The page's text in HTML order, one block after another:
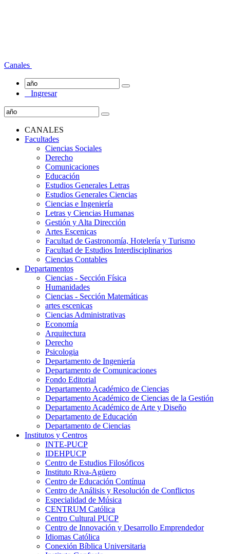
Canales
Ingresar
CANALES
Facultades
Ciencias Sociales
Derecho
Comunicaciones
Educación
Estudios Generales Letras
Estudios Generales Ciencias
Ciencias e Ingeniería
Letras y Ciencias Humanas
Gestión y Alta Dirección
Artes Escenicas
Facultad de Gastronomía, Hotelería y Turismo
Facultad de Estudios Interdisciplinarios
Ciencias Contables
Departamentos
Ciencias - Sección Física
Humanidades
Ciencias - Sección Matemáticas
artes escenicas
Ciencias Administrativas
Economía
Arquitectura
Derecho
Psicologia
Departamento de Ingeniería
Departamento de Comunicaciones
Fondo Editorial
Departamento Académico de Ciencias
Departamento Académico de Ciencias de la Gestión
Departamento Académico de Arte y Diseño
Departamento de Educación
Departamento de Ciencias
Institutos y Centros
INTE-PUCP
IDEHPUCP
Centro de Estudios Filosóficos
Instituto Riva-Agüero
Centro de Educación Contínua
Centro de Análisis y Resolución de Conflictos
Especialidad de Música
CENTRUM Católica
Centro Cultural PUCP
Centro de Innovación y Desarrollo Emprendedor
Idiomas Católica
Conexión Bíblica Universitaria